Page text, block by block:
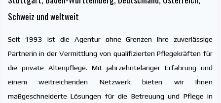
Schweiz und weltweit
Seit 1993 ist die Agentur ohne Grenzen Ihre zuverlässige
Partnerin in der Vermittlung von qualifizierten Pflegekräften für
die private Altenpflege. Mit jahrzehntelanger Erfahrung und
einem weitreichenden Netzwerk bieten wir Ihnen
maßgeschneiderte Lösungen für die Betreuung und Pflege in